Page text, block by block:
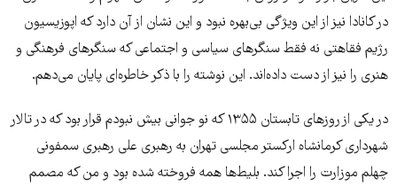
در کانادا نیز از این ویژگی بی‌بهره نبود و این نشان از آن دارد که اپوزیسیون
رژیم فقاهتی نه فقط سنگر‌های سیاسی و اجتماعی که سنگرهای فرهنگی و
هنری را نیز از دست داده‌اند. این نوشته را با ذکر خاطره‌ای پایان می‌دهم.
در یکی از روزهای تابستان ۱۳۵۵ که نو جوانی بیش نبودم قرار بود که در تالار
شهرداری کرمانشاه ارکستر مجلسی تهران به رهبری علی رهبری سمفونی
چهلم موزارت را اجرا کند. بلیط‌ها همه فروخته شده بود و من که مصمم